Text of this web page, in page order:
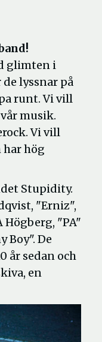
glimten i
lyssnar på
runt. Vi vill
musik.
Vi vill
har hög
Stupidity.
"Erniz",
Högberg, "PA"
Boy". De
år sedan och
en